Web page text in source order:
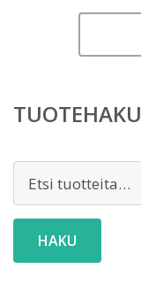
TUOTEHAKU
HAKU